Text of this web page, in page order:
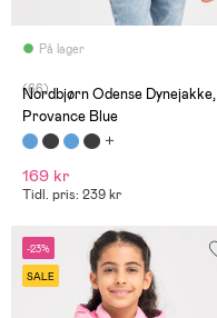
På lager
(66)
Nordbjørn Odense Dynejakke,
Provance Blue
169 kr
Tidl. pris: 239 kr
-23%
SALE